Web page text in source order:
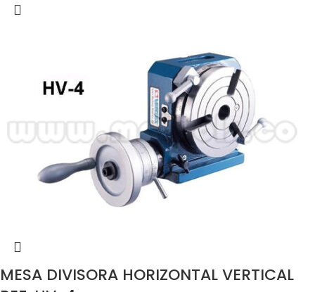
MESA DIVISORA HORIZONTAL VERTICAL